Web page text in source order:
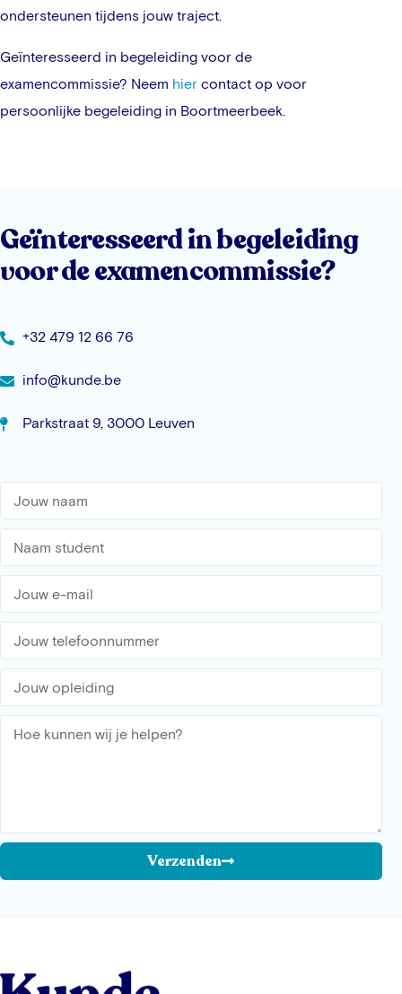
ondersteunen tijdens jouw traject.
Geïnteresseerd in begeleiding voor de
examencommissie? Neem hier contact op voor
persoonlijke begeleiding in Boortmeerbeek.
Geïnteresseerd in begeleiding
voor de examencommissie?
+32 479 12 66 76
info@kunde.be
Parkstraat 9, 3000 Leuven
Verzenden